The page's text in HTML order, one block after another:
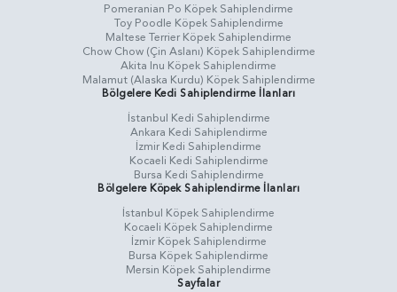
Pomeranian Po Köpek Sahiplendirme
Toy Poodle Köpek Sahiplendirme
Maltese Terrier Köpek Sahiplendirme
Chow Chow (Çin Aslanı) Köpek Sahiplendirme
Akita Inu Köpek Sahiplendirme
Malamut (Alaska Kurdu) Köpek Sahiplendirme
Bölgelere Kedi Sahiplendirme İlanları
İstanbul Kedi Sahiplendirme
Ankara Kedi Sahiplendirme
İzmir Kedi Sahiplendirme
Kocaeli Kedi Sahiplendirme
Bursa Kedi Sahiplendirme
Bölgelere Köpek Sahiplendirme İlanları
İstanbul Köpek Sahiplendirme
Kocaeli Köpek Sahiplendirme
İzmir Köpek Sahiplendirme
Bursa Köpek Sahiplendirme
Mersin Köpek Sahiplendirme
Sayfalar